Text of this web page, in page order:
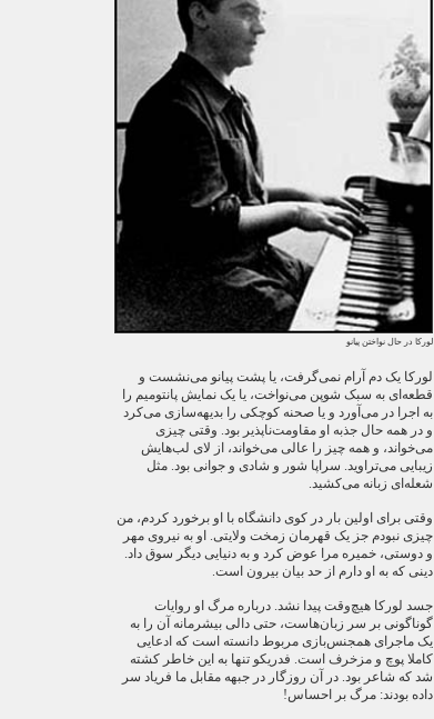
لورکا در حال نواختن پیانو
لورکا یک دم آرام نمی‌گرفت، یا پشت پیانو می‌نشست و
قطعه‌ای به سبک شوپن می‌نواخت، یا یک نمایش پانتومیم را
به اجرا در می‌آورد و یا صحنه کوچکی را بدیهه‌سازی می‌کرد
و در همه حال جذبه او مقاومت‌ناپذیر بود. وقتی چیزی
می‌خواند، و همه چیز را عالی می‌خواند، از لای لب‌هایش
زیبایی می‌تراوید. سراپا شور و شادی و جوانی بود. مثل
شعله‌ای زبانه می‌کشید.
وقتی برای اولین بار در کوی دانشگاه با او برخورد کردم، من
چیزی نبودم جز یک قهرمان زمخت ولایتی. او به نیروی مهر
و دوستی، خمیره مرا عوض کرد و به دنیایی دیگر سوق داد.
دینی که به او دارم از حد بیان بیرون است.
جسد لورکا هیچ‌وقت پیدا نشد. درباره مرگ او روایات
گوناگونی بر سر زبان‌هاست، حتی دالی بیشرمانه آن را به
یک ماجرای همجنس‌بازی مربوط دانسته است که ادعایی
کاملا پوچ و مزخرف است. فدریکو تنها به این خاطر کشته
شد که شاعر بود. در آن روزگار در جبهه مقابل ما فریاد سر
داده بودند: مرگ بر احساس!